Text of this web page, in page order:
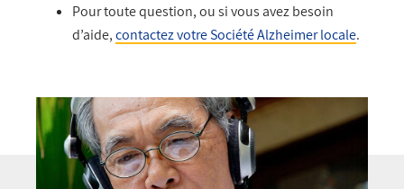
Pour toute question, ou si vous avez besoin
d’aide,contactez votre Société Alzheimer locale.